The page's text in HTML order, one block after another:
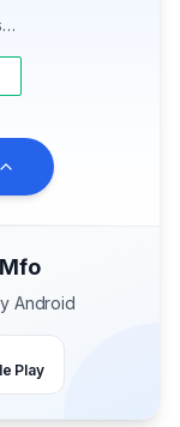
Android
Play